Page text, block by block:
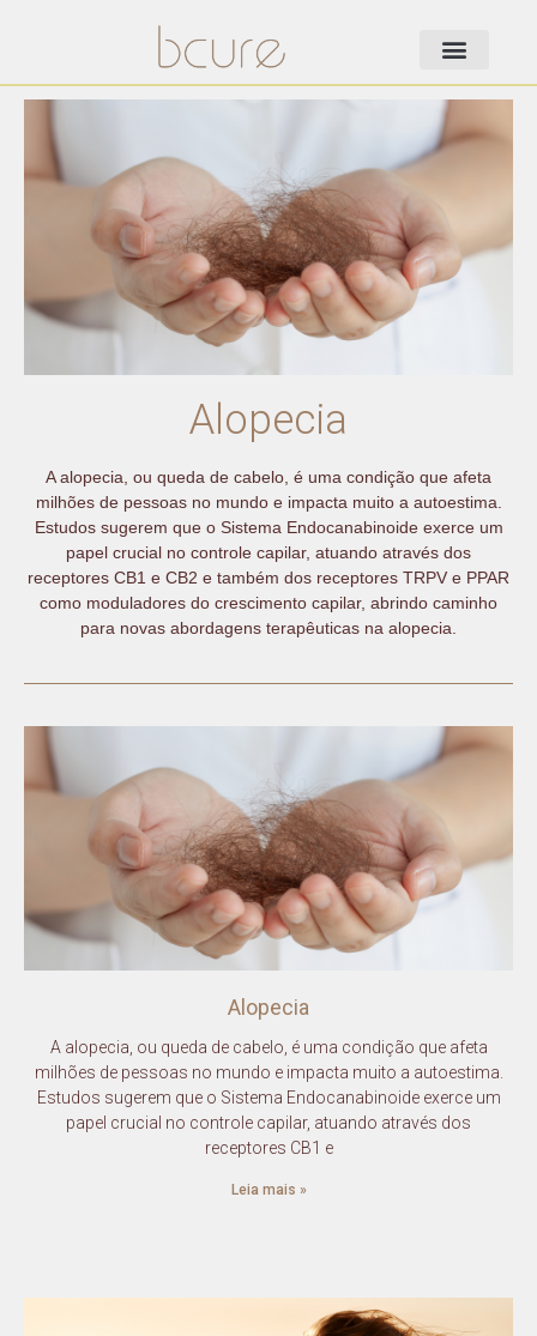
Alopecia
A alopecia, ou queda de cabelo, é uma condição que afeta
milhões de pessoas no mundo e impacta muito a autoestima.
Estudos sugerem que o Sistema Endocanabinoide exerce um
papel crucial no controle capilar, atuando através dos
receptores CB1 e CB2 e também dos receptores TRPV e PPAR
como moduladores do crescimento capilar, abrindo caminho
para novas abordagens terapêuticas na alopecia.
Alopecia
A alopecia, ou queda de cabelo, é uma condição que afeta
milhões de pessoas no mundo e impacta muito a autoestima.
Estudos sugerem que o Sistema Endocanabinoide exerce um
papel crucial no controle capilar, atuando através dos
receptores CB1 e
Leia mais »